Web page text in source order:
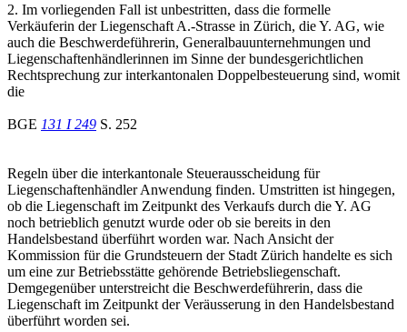
2. Im vorliegenden Fall ist unbestritten, dass die formelle
Verkäuferin der Liegenschaft A.-Strasse in Zürich, die Y. AG, wie
auch die Beschwerdeführerin, Generalbauunternehmungen und
Liegenschaftenhändlerinnen im Sinne der bundesgerichtlichen
Rechtsprechung zur interkantonalen Doppelbesteuerung sind, womit
die
BGE 131 I 249 S. 252
Regeln über die interkantonale Steuerausscheidung für
Liegenschaftenhändler Anwendung finden. Umstritten ist hingegen,
ob die Liegenschaft im Zeitpunkt des Verkaufs durch die Y. AG
noch betrieblich genutzt wurde oder ob sie bereits in den
Handelsbestand überführt worden war. Nach Ansicht der
Kommission für die Grundsteuern der Stadt Zürich handelte es sich
um eine zur Betriebsstätte gehörende Betriebsliegenschaft.
Demgegenüber unterstreicht die Beschwerdeführerin, dass die
Liegenschaft im Zeitpunkt der Veräusserung in den Handelsbestand
überführt worden sei.